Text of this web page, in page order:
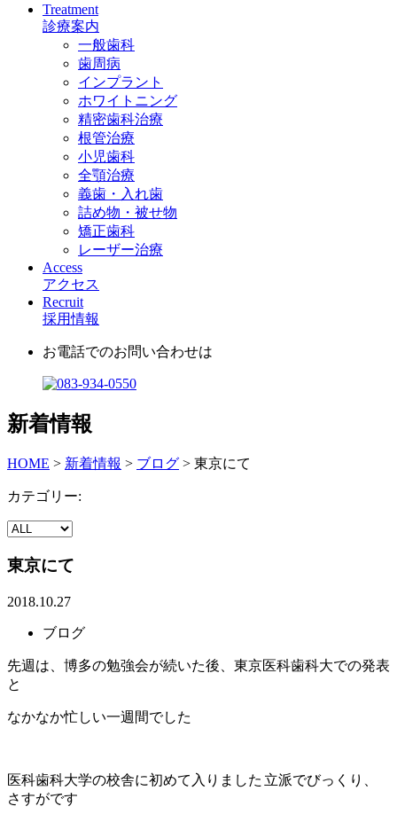
Treatment
診療案内
一般歯科
歯周病
インプラント
ホワイトニング
精密歯科治療
根管治療
小児歯科
全顎治療
義歯・入れ歯
詰め物・被せ物
矯正歯科
レーザー治療
Access
アクセス
Recruit
採用情報
お電話でのお問い合わせは
新着情報
HOME > 新着情報 > ブログ > 東京にて
カテゴリー:
東京にて
2018.10.27
ブログ
先週は、博多の勉強会が続いた後、東京医科歯科大での発表
と
なかなか忙しい一週間でした
医科歯科大学の校舎に初めて入りました 立派でびっくり、
さすがです